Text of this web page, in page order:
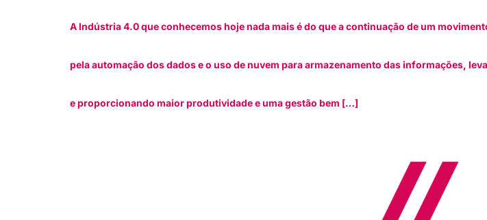
A Indústria 4.0 que conhecemos hoje nada mais é do que a continuação de um
pela automação dos dados e o uso de nuvem para armazenamento das informações,
e proporcionando maior produtividade e uma gestão bem […]